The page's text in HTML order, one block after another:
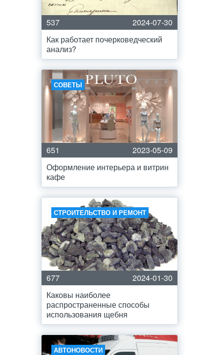
537
2024-07-30
Как работает почерковедческий
анализ?
СОВЕТЫ
651
2023-05-09
Оформление интерьера и витрин
кафе
СТРОИТЕЛЬСТВО И РЕМОНТ
677
2024-01-30
Каковы наиболее
распространенные способы
использования щебня
АВТОНОВОСТИ